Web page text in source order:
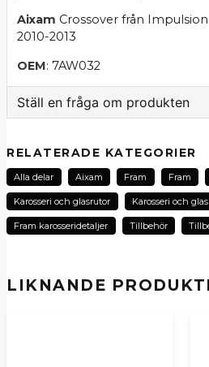
LIKNANDE
Aixam Crossover från
2010-2013
OEM: 7AW032
Ställ en fråga om produkten
Fråga oss om denna
name
Namn
email
RELATERADE KATEGORIER
Alla delar Aixam Fram Fram
Karosseri och glasrutor Karosseri och
Fram karosseridetaljer Tillbehör